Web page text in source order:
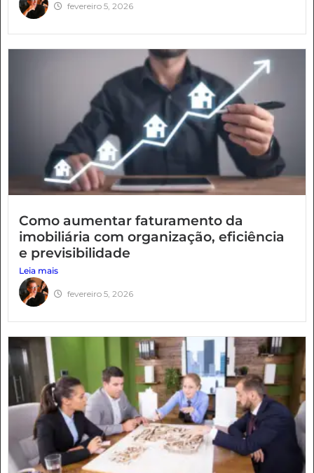
fevereiro 5, 2026
Como aumentar faturamento da
imobiliária com organização, eficiência
e previsibilidade
Leia mais
fevereiro 5, 2026